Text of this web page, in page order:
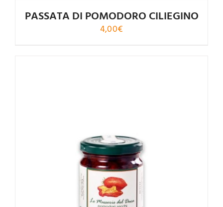
PASSATA DI POMODORO CILIEGINO
4,00€